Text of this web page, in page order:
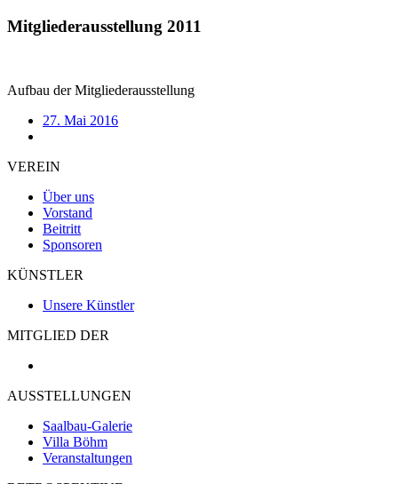
Mitgliederausstellung 2011
Aufbau der Mitgliederausstellung
27. Mai 2016
VEREIN
Über uns
Vorstand
Beitritt
Sponsoren
KÜNSTLER
Unsere Künstler
MITGLIED DER
AUSSTELLUNGEN
Saalbau-Galerie
Villa Böhm
Veranstaltungen